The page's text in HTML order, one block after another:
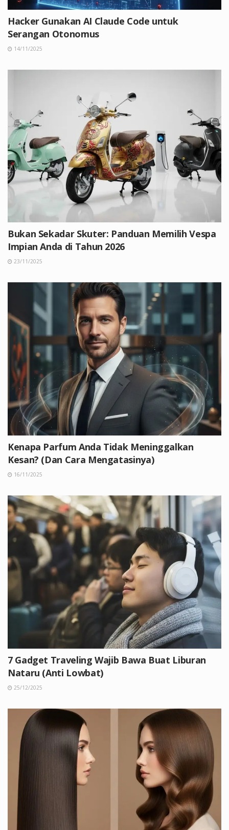
Hacker Gunakan AI Claude Code untuk
Serangan Otonomus
14/11/2025
Bukan Sekadar Skuter: Panduan Memilih Vespa
Impian Anda di Tahun 2026
23/11/2025
Kenapa Parfum Anda Tidak Meninggalkan
Kesan? (Dan Cara Mengatasinya)
16/11/2025
7 Gadget Traveling Wajib Bawa Buat Liburan
Nataru (Anti Lowbat)
25/12/2025